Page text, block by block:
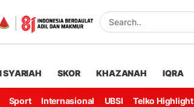
SYARIAH SKOR KHAZANAH IQRA
Sport Internasional UBSI Telko Highlight